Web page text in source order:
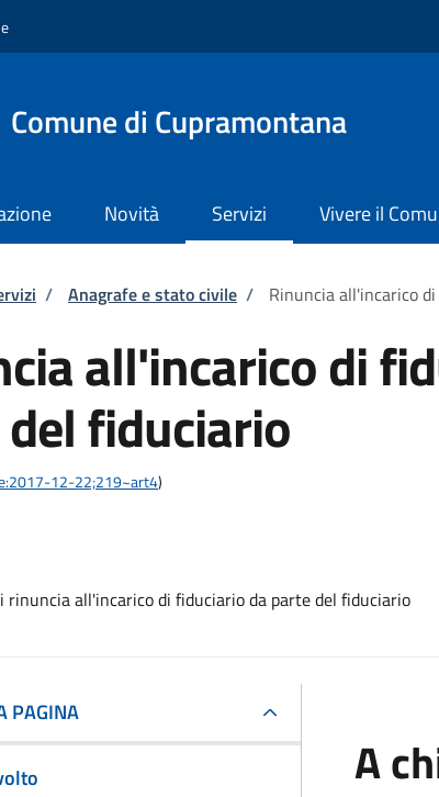
Comune di Cupramontana
Novità Servizi Vivere il
di pane
/ Anagrafe e stato civile / Rinuncia all'incarico
all'incarico di
fiduciario
12-22;219~art4)
rinuncia all'incarico di fiduciario da parte del fiduciario
PAGINA
A